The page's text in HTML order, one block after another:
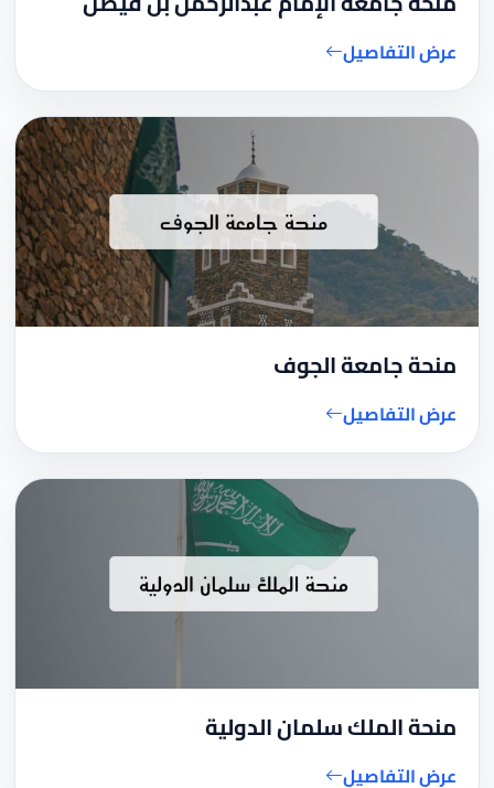
عرض التفاصيل
منحة جامعة الجوف
عرض التفاصيل
منحة الملك سلمان الدولية
عرض التفاصيل